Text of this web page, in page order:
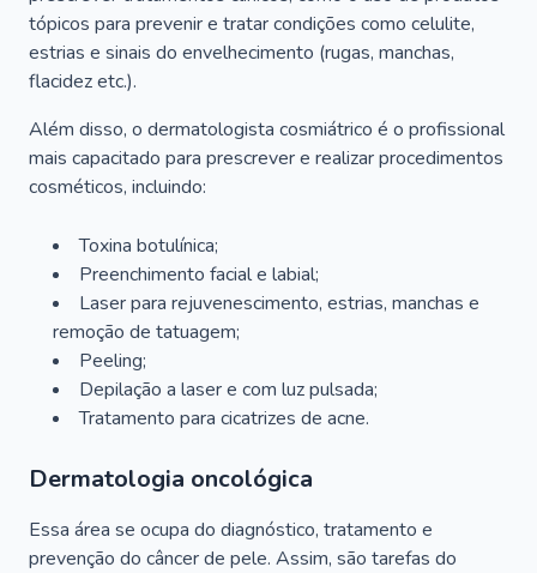
tópicos para prevenir e tratar condições como celulite,
estrias e sinais do envelhecimento (rugas, manchas,
flacidez etc.).
Além disso, o dermatologista cosmiátrico é o profissional
mais capacitado para prescrever e realizar procedimentos
cosméticos, incluindo:
Toxina botulínica;
Preenchimento facial e labial;
Laser para rejuvenescimento, estrias, manchas e
remoção de tatuagem;
Peeling;
Depilação a laser e com luz pulsada;
Tratamento para cicatrizes de acne.
Dermatologia oncológica
Essa área se ocupa do diagnóstico, tratamento e
prevenção do câncer de pele. Assim, são tarefas do